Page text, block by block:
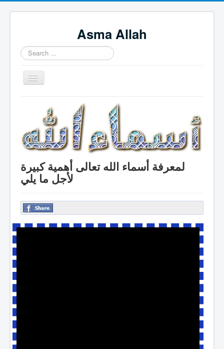
Asma Allah
Search
...
Toggle
Navigation
Intro Videos
Français
中国人
Español
Tagalog
English
Português
لمعرفة أسماء الله تعالى أهمية كبيرة
لأجل ما يلي